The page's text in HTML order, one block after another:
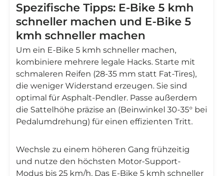
Spezifische Tipps: E-Bike 5 kmh
schneller machen und E-Bike 5
kmh schneller machen
Um ein E-Bike 5 kmh schneller machen,
kombiniere mehrere legale Hacks. Starte mit
schmaleren Reifen (28-35 mm statt Fat-Tires),
die weniger Widerstand erzeugen. Sie sind
optimal für Asphalt-Pendler. Passe außerdem
die Sattelhöhe präzise an (Beinwinkel 30-35° bei
Pedalumdrehung) für einen effizienten Tritt.
Wechsle zu einem höheren Gang frühzeitig
und nutze den höchsten Motor-Support-
Modus bis 25 km/h. Das E-Bike 5 kmh schneller